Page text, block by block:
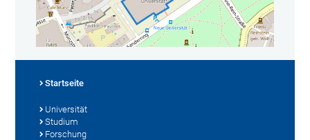
Startseite
Universität
Studium
Forschung